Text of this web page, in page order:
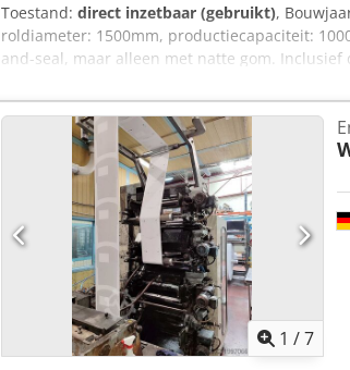
Toestand: direct inzetbaar (gebruikt),
roldiameter: 1500mm, productiecapaciteit:
and-seal, maar alleen met natte gom.
vensters snijden en perforeren. Documentatie
Crodpfxjuqndio Aipsf
1 /7